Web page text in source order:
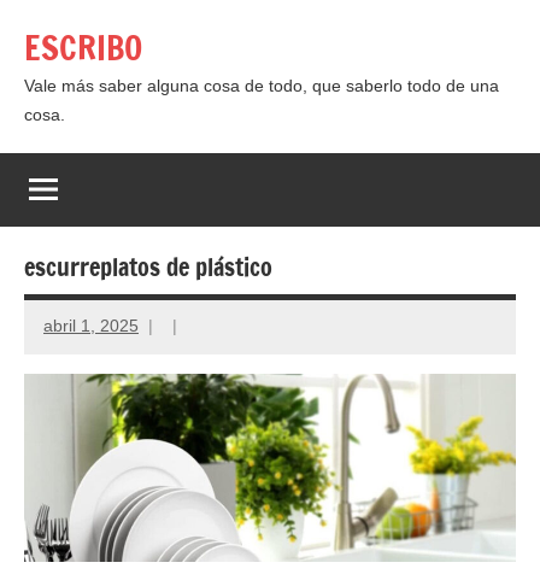
contenido
ESCRIBO
Vale más saber alguna cosa de todo, que saberlo todo de una
cosa.
escurreplatos de plástico
abril 1, 2025